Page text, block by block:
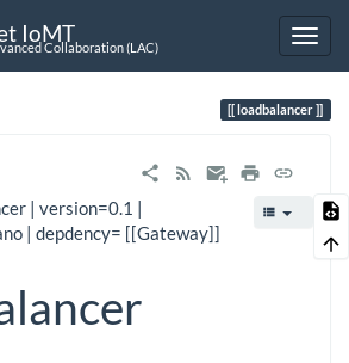
IoMT
Collaboration (LAC)
loadbalancer
| version=0.1 |
| depdency= [[Gateway]]